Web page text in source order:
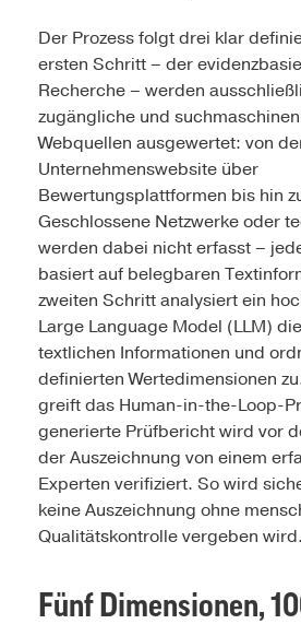
Der Prozess folgt drei klar
ersten Schritt – der
Recherche – werden
zugängliche und
Webquellen ausgewertet: von
Unternehmenswebsite über
Bewertungsplattformen bis hin
Geschlossene Netzwerke oder
werden dabei nicht erfasst –
basiert auf belegbaren
zweiten Schritt analysiert ein
Large Language Model (LLM)
textlichen Informationen und
definierten Wertedimensionen
greift das Human-in-the-Loop-
generierte Prüfbericht wird vor
der Auszeichnung von einem
Experten verifiziert. So wird
keine Auszeichnung ohne
Qualitätskontrolle vergeben wird.
Fünf Dimensionen,